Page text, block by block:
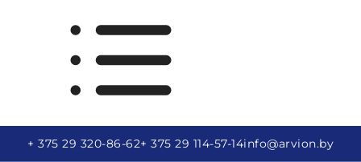
+ 375 29 320-86-62+ 375 29 114-57-14info@arvion.by